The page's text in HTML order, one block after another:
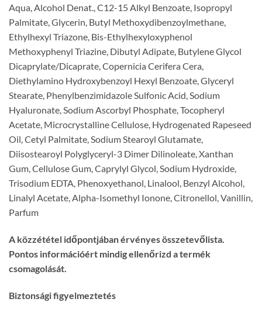
Aqua, Alcohol Denat., C12-15 Alkyl Benzoate, Isopropyl
Palmitate, Glycerin, Butyl Methoxydibenzoylmethane,
Ethylhexyl Triazone, Bis-Ethylhexyloxyphenol
Methoxyphenyl Triazine, Dibutyl Adipate, Butylene Glycol
Dicaprylate/Dicaprate, Copernicia Cerifera Cera,
Diethylamino Hydroxybenzoyl Hexyl Benzoate, Glyceryl
Stearate, Phenylbenzimidazole Sulfonic Acid, Sodium
Hyaluronate, Sodium Ascorbyl Phosphate, Tocopheryl
Acetate, Microcrystalline Cellulose, Hydrogenated Rapeseed
Oil, Cetyl Palmitate, Sodium Stearoyl Glutamate,
Diisostearoyl Polyglyceryl-3 Dimer Dilinoleate, Xanthan
Gum, Cellulose Gum, Caprylyl Glycol, Sodium Hydroxide,
Trisodium EDTA, Phenoxyethanol, Linalool, Benzyl Alcohol,
Linalyl Acetate, Alpha-Isomethyl Ionone, Citronellol, Vanillin,
Parfum
A közzététel időpontjában érvényes összetevőlista.
Pontos információért mindig ellenőrizd a termék
csomagolását.
Biztonsági figyelmeztetés